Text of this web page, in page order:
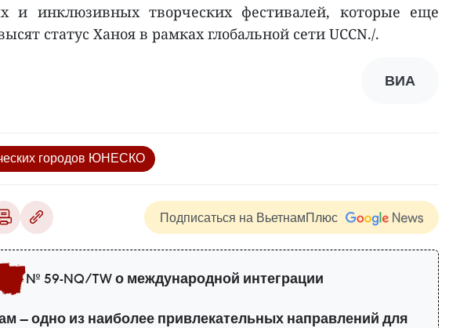
и инклюзивных творческих фестивалей, которые еще
статус Ханоя в рамках глобальной сети UCCN./.
ВИА
городов ЮНЕСКО
Подписаться на ВьетнамПлюс
№ 59-NQ/TW о международной интеграции
— одно из наиболее привлекательных направлений для